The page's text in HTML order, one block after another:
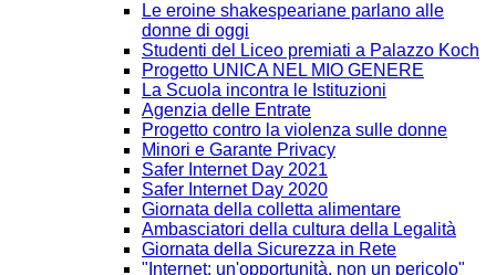
Le eroine shakespeariane parlano alle
donne di oggi
Studenti del Liceo premiati a Palazzo Koch
Progetto UNICA NEL MIO GENERE
La Scuola incontra le Istituzioni
Agenzia delle Entrate
Progetto contro la violenza sulle donne
Minori e Garante Privacy
Safer Internet Day 2021
Safer Internet Day 2020
Giornata della colletta alimentare
Ambasciatori della cultura della Legalità
Giornata della Sicurezza in Rete
"Internet: un'opportunità, non un pericolo"